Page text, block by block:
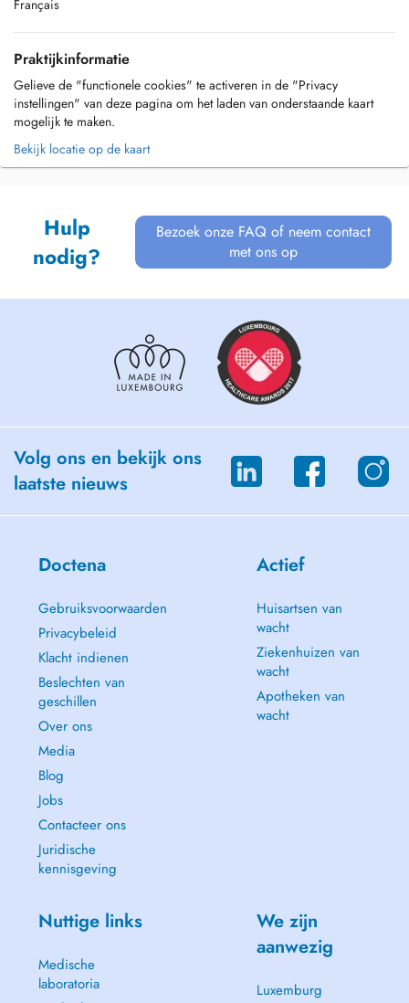
Français
Praktijkinformatie
Gelieve de "functionele cookies" te activeren in de "Privacy
instellingen" van deze pagina om het laden van onderstaande kaart
mogelijk te maken.
Bekijk locatie op de kaart
Hulp
nodig?
Bezoek onze FAQ of neem contact
met ons op
Volg ons en bekijk ons
laatste nieuws
Doctena
Gebruiksvoorwaarden
Privacybeleid
Klacht indienen
Beslechten van
geschillen
Over ons
Media
Blog
Jobs
Contacteer ons
Juridische
kennisgeving
Actief
Huisartsen van
wacht
Ziekenhuizen van
wacht
Apotheken van
wacht
Nuttige links
Medische
laboratoria
We zijn
aanwezig
Luxemburg